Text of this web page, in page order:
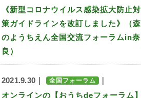
《新型コロナウイルス感染拡大防止対
策ガイドラインを改訂しました》（森
のようちえん全国交流フォーラムin奈
良）
2021.9.30｜ 全国フォーラム
オンラインの【おうちdeフォーラム